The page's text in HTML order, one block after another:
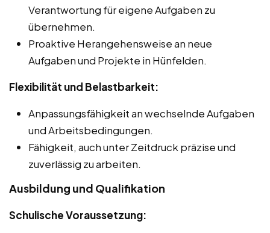
Verantwortung für eigene Aufgaben zu
übernehmen.
Proaktive Herangehensweise an neue
Aufgaben und Projekte in Hünfelden.
Flexibilität und Belastbarkeit:
Anpassungsfähigkeit an wechselnde Aufgaben
und Arbeitsbedingungen.
Fähigkeit, auch unter Zeitdruck präzise und
zuverlässig zu arbeiten.
Ausbildung und Qualifikation
Schulische Voraussetzung: